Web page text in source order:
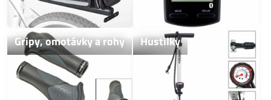
Gripy, omotávky a rohy Hustilky